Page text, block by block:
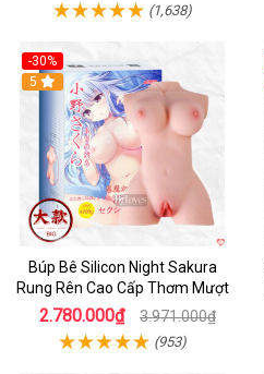
(1,638)
-30%
Hot
5
Búp Bê Silicon Night Sakura
Rung Rên Cao Cấp Thơm Mượt
2.780.000₫ 3.971.000₫
(953)